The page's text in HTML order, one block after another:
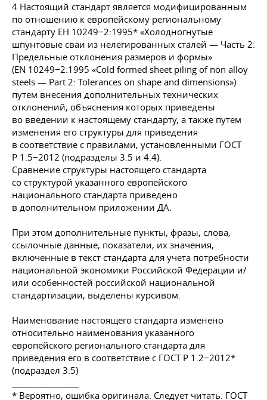
4 Настоящий стандарт является модифицированным
по отношению к европейскому региональному
стандарту ЕН 10249−2:1995* «Холодногнутые
шпунтовые сваи из нелегированных сталей — Часть 2:
Предельные отклонения размеров и формы»
(EN 10249−2:1995 «Cold formed sheet piling of non alloy
steels — Part 2: Tolerances on shape and dimensions»)
путем внесения дополнительных технических
отклонений, объяснения которых приведены
во введении к настоящему стандарту, а также путем
изменения его структуры для приведения
в соответствие с правилами, установленными ГОСТ
Р 1.5−2012 (подразделы 3.5 и 4.4).
Сравнение структуры настоящего стандарта
со структурой указанного европейского
национального стандарта приведено
в дополнительном приложении ДА.
При этом дополнительные пункты, фразы, слова,
ссылочные данные, показатели, их значения,
включенные в текст стандарта для учета потребности
национальной экономики Российской Федерации и/
или особенностей российской национальной
стандартизации, выделены курсивом.
Наименование настоящего стандарта изменено
относительно наименования указанного
европейского регионального стандарта для
приведения его в соответствие с ГОСТ Р 1.2−2012*
(подраздел 3.5)
* Вероятно, ошибка оригинала. Следует читать: ГОСТ